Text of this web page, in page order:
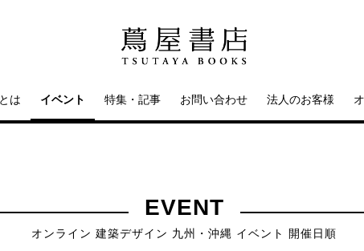
は イベント 特集・記事 お問い合わせ 法人のお客様
EVENT
オンライン 建築デザイン 九州・沖縄 イベント 開催日順